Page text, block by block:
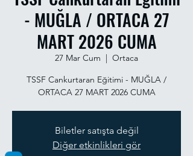
- MUĞLA / ORTACA 27
MART 2026 CUMA
27 Mar Cum
  |
Ortaca
TSSF Cankurtaran Eğitimi - MUĞLA /
ORTACA 27 MART 2026 CUMA
Biletler satışta değil
Diğer etkinlikleri gör